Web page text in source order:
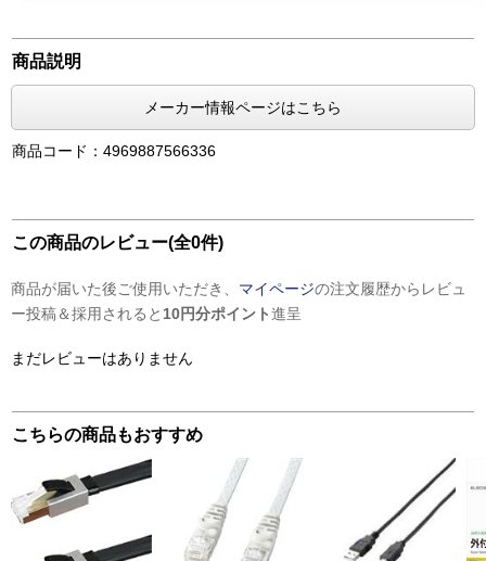
商品説明
メーカー情報ページはこちら
商品コード：4969887566336
この商品のレビュー(全0件)
商品が届いた後ご使用いただき、 マイページの注文履歴からレビュ
ー投稿＆採用されると 10円分ポイント進呈
まだレビューはありません
こちらの商品もおすすめ